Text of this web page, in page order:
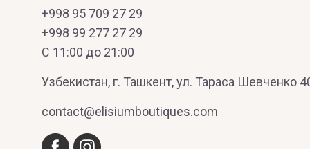
+998 95 709 27 29
+998 99 277 27 29
C 11:00 до 21:00
Узбекистан, г. Ташкент, ул. Тараса Шевченко
contact@elisiumboutiques.com